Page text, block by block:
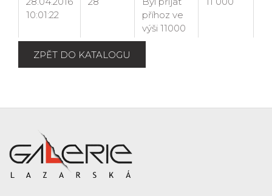
ZPĚT DO KATALOGU